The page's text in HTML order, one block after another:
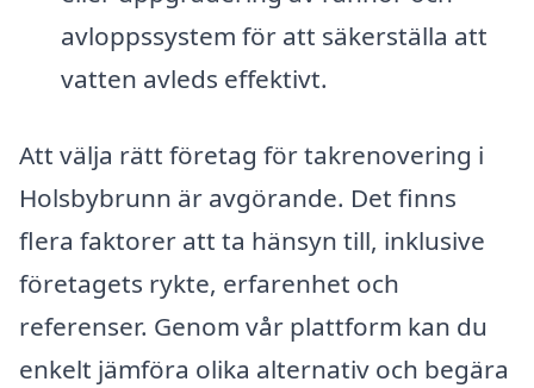
avloppssystem för att säkerställa att
vatten avleds effektivt.
Att välja rätt företag för takrenovering i
Holsbybrunn är avgörande. Det finns
flera faktorer att ta hänsyn till, inklusive
företagets rykte, erfarenhet och
referenser. Genom vår plattform kan du
enkelt jämföra olika alternativ och begära